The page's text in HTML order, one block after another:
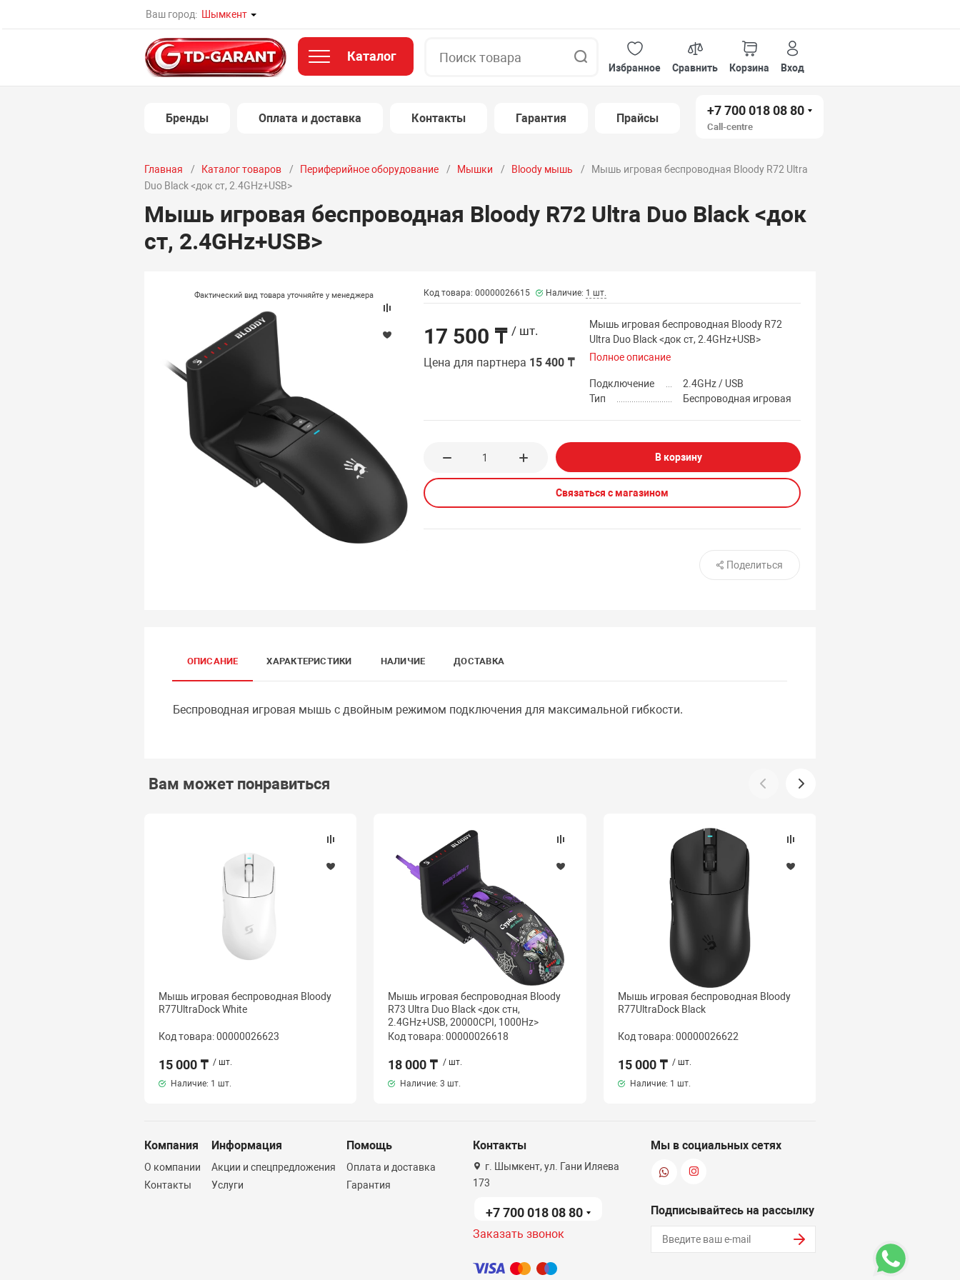
Ваш город: Шымкент
Каталог
Избранное
Сравнить Корзина Вход
Бренды Оплата и доставка Контакты Гарантия Прайсы
+7 700 018 08 80
Call-centre
Главная Каталог товаров Периферийное оборудование Мышки Bloody мышь
Мышь игровая беспроводная Bloody R72 Ultra
Duo Black <док ст, 2.4GHz+USB>
Мышь игровая беспроводная Bloody R72 Ultra Duo Black <док
ст, 2.4GHz+USB>
Фактический вид товара уточняйте у менеджера Код товара: 00000026615 Наличие: 1 шт.
17 500 ₸ / шт.
Цена для партнера 15 400 ₸
Мышь игровая беспроводная Bloody R72
Ultra Duo Black <док ст, 2.4GHz+USB>
Полное описание
Подключение
2.4GHz / USB
Тип
Беспроводная игровая
В корзину
Связаться с магазином
Поделиться
ОПИСАНИЕ ХАРАКТЕРИСТИКИ НАЛИЧИЕ ДОСТАВКА
Беспроводная игровая мышь с двойным режимом подключения для максимальной гибкости.
Вам может понравиться
Мышь игровая беспроводная Bloody
R77UltraDock White
Код товара: 00000026623
15 000 ₸ / шт.
Наличие: 1 шт.
Мышь игровая беспроводная Bloody
R73 Ultra Duo Black <док стн,
2.4GHz+USB, 20000CPI, 1000Hz>
Код товара: 00000026618
18 000 ₸ / шт.
Наличие:3 шт.
Мышь игровая беспроводная Bloody
R77UltraDock Black
Код товара: 00000026622
15 000 ₸ / шт.
Наличие: 1 шт.
Компания
О компании
Контакты
Информация
Акции и спецпредложения
Услуги
Помощь
Оплата и доставка
Гарантия
Контакты
г. Шымкент, ул. Гани Иляева
173
+7 700 018 08 80
Заказать звонок
Мы в социальных сетях
Подписывайтесь на рассылку